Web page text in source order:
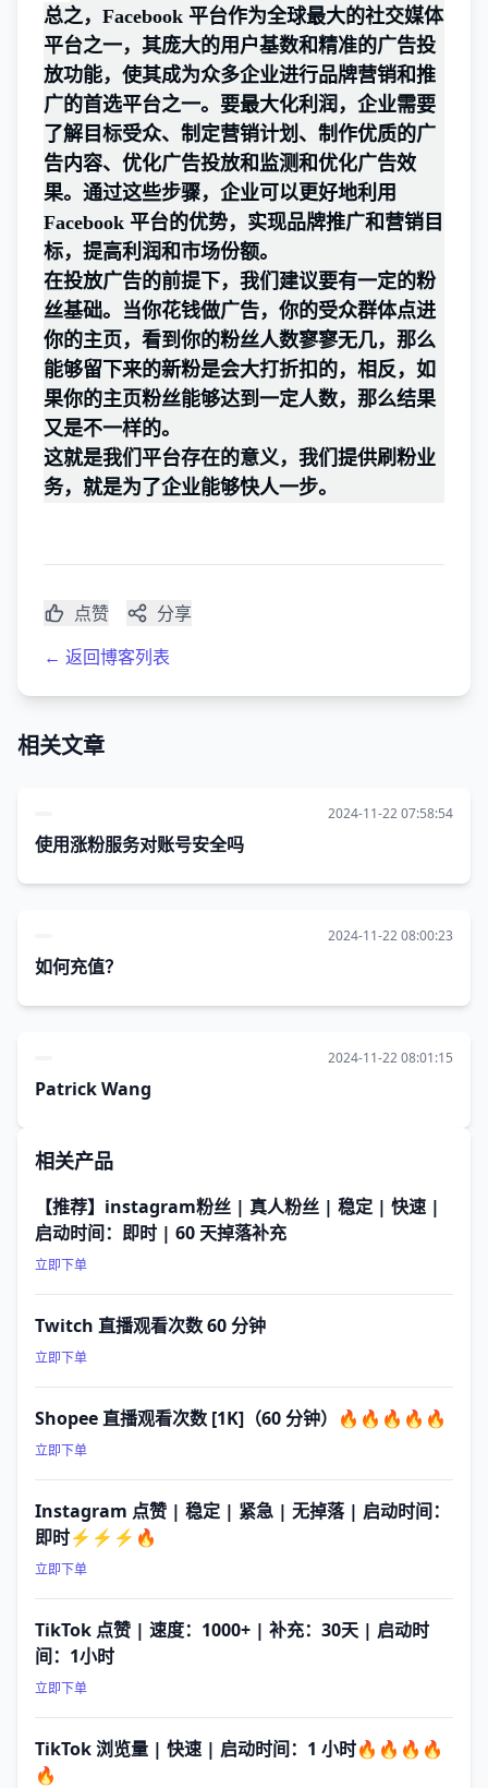
总之，Facebook 平台作为全球最大的社交媒体
平台之一，其庞大的用户基数和精准的广告投
放功能，使其成为众多企业进行品牌营销和推
广的首选平台之一。要最大化利润，企业需要
了解目标受众、制定营销计划、制作优质的广
告内容、优化广告投放和监测和优化广告效
果。通过这些步骤，企业可以更好地利用
Facebook 平台的优势，实现品牌推广和营销目
标，提高利润和市场份额。
在投放广告的前提下，我们建议要有一定的粉
丝基础。当你花钱做广告，你的受众群体点进
你的主页，看到你的粉丝人数寥寥无几，那么
能够留下来的新粉是会大打折扣的，相反，如
果你的主页粉丝能够达到一定人数，那么结果
又是不一样的。
这就是我们平台存在的意义，我们提供刷粉业
务，就是为了企业能够快人一步。
点赞
分享
← 返回博客列表
相关文章
2024-11-22 07:58:54
使用涨粉服务对账号安全吗
2024-11-22 08:00:23
如何充值？
2024-11-22 08:01:15
Patrick Wang
相关产品
【推荐】instagram粉丝 | 真人粉丝 | 稳定 | 快速 |
启动时间：即时 | 60 天掉落补充
立即下单
Twitch 直播观看次数 60 分钟
立即下单
Shopee 直播观看次数 [1K]（60 分钟）🔥🔥🔥🔥🔥
立即下单
Instagram 点赞 | 稳定 | 紧急 | 无掉落 | 启动时间：
即时⚡⚡⚡🔥
立即下单
TikTok 点赞 | 速度：1000+ | 补充：30天 | 启动时
间：1小时
立即下单
TikTok 浏览量 | 快速 | 启动时间：1 小时🔥🔥🔥🔥
🔥